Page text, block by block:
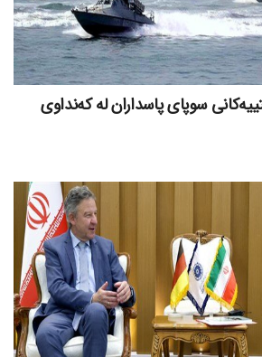
سوپای پاسداران لە کەنداوی